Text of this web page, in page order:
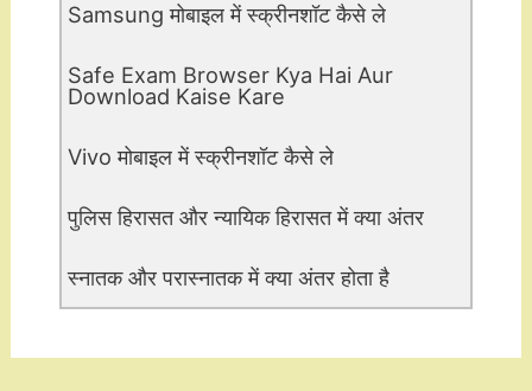
Samsung मोबाइल में स्क्रीनशॉट कैसे ले
Safe Exam Browser Kya Hai Aur
Download Kaise Kare
Vivo मोबाइल में स्क्रीनशॉट कैसे ले
पुलिस हिरासत और न्यायिक हिरासत में क्या अंतर
स्नातक और परास्नातक में क्या अंतर होता है